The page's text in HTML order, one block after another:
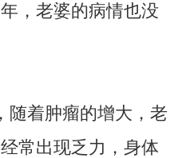
，老婆的病情也没
着肿瘤的增大，老
常出现乏力，身体